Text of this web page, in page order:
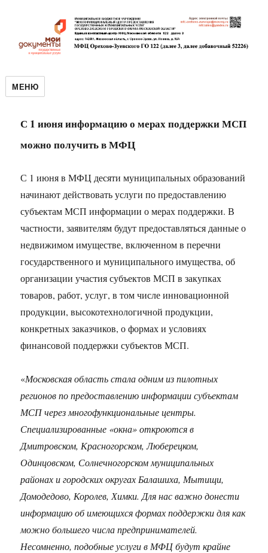
МЕНЮ
С 1 июня информацию о мерах поддержки МСП
можно получить в МФЦ
С 1 июня в МФЦ десяти муниципальных образований
начинают действовать услуги по предоставлению
субъектам МСП информации о мерах поддержки. В
частности, заявителям будут предоставляться данные о
недвижимом имуществе, включенном в перечни
государственного и муниципального имущества, об
организации участия субъектов МСП в закупках
товаров, работ, услуг, в том числе инновационной
продукции, высокотехнологичной продукции,
конкретных заказчиков, о формах и условиях
финансовой поддержки субъектов МСП.
«Московская область стала одним из пилотных
регионов по предоставлению информации субъектам
МСП через многофункциональные центры.
Специализированные «окна» откроются в
Дмитровском, Красногорском, Люберецком,
Одинцовском, Солнечногорском муниципальных
районах и городских округах Балашиха, Мытищи,
Домодедово, Королев, Химки. Для нас важно донести
информацию об имеющихся формах поддержки для как
можно большего числа предпринимателей.
Несомненно, подобные услуги в МФЦ будут крайне